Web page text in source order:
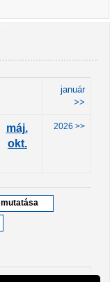
január
>>
máj.
okt.
2026 >>